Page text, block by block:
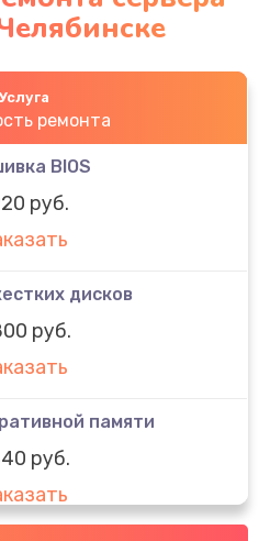
Услуга
ремонта
BIOS
руб.
дисков
руб.
памяти
руб.